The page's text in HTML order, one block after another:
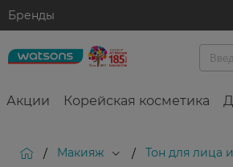
Бренды
Акции Корейская косметика
/ Макияж / Тон для лица